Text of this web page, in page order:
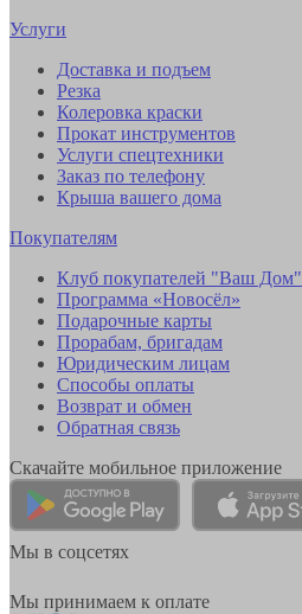
Услуги
Доставка и подъем
Резка
Колеровка краски
Прокат инструментов
Услуги спецтехники
Заказ по телефону
Крыша вашего дома
Покупателям
Клуб покупателей "Ваш Дом"
Программа «Новосёл»
Подарочные карты
Прорабам, бригадам
Юридическим лицам
Способы оплаты
Возврат и обмен
Обратная связь
Скачайте мобильное приложение
Мы в соцсетях
Мы принимаем к оплате